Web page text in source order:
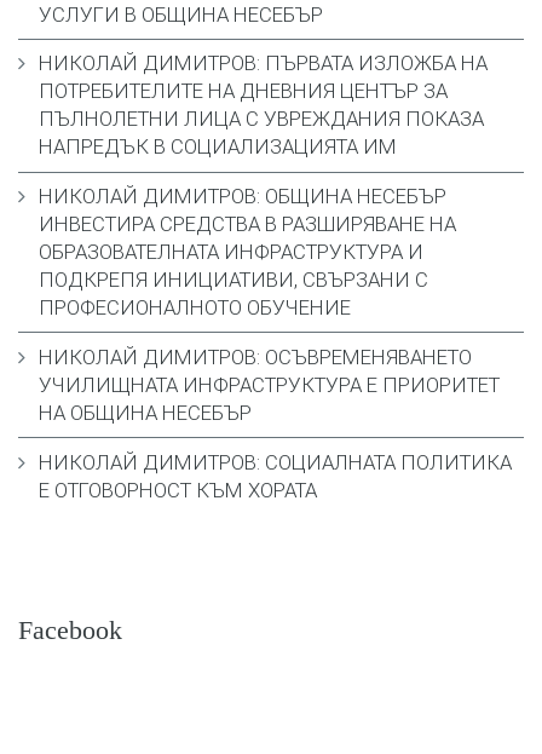
УСЛУГИ В ОБЩИНА НЕСЕБЪР
НИКОЛАЙ ДИМИТРОВ: ПЪРВАТА ИЗЛОЖБА НА
ПОТРЕБИТЕЛИТЕ НА ДНЕВНИЯ ЦЕНТЪР ЗА
ПЪЛНОЛЕТНИ ЛИЦА С УВРЕЖДАНИЯ ПОКАЗА
НАПРЕДЪК В СОЦИАЛИЗАЦИЯТА ИМ
НИКОЛАЙ ДИМИТРОВ: ОБЩИНА НЕСЕБЪР
ИНВЕСТИРА СРЕДСТВА В РАЗШИРЯВАНЕ НА
ОБРАЗОВАТЕЛНАТА ИНФРАСТРУКТУРА И
ПОДКРЕПЯ ИНИЦИАТИВИ, СВЪРЗАНИ С
ПРОФЕСИОНАЛНОТО ОБУЧЕНИЕ
НИКОЛАЙ ДИМИТРОВ: ОСЪВРЕМЕНЯВАНЕТО
УЧИЛИЩНАТА ИНФРАСТРУКТУРА Е ПРИОРИТЕТ
НА ОБЩИНА НЕСЕБЪР
НИКОЛАЙ ДИМИТРОВ: СОЦИАЛНАТА ПОЛИТИКА
Е ОТГОВОРНОСТ КЪМ ХОРАТА
Facebook